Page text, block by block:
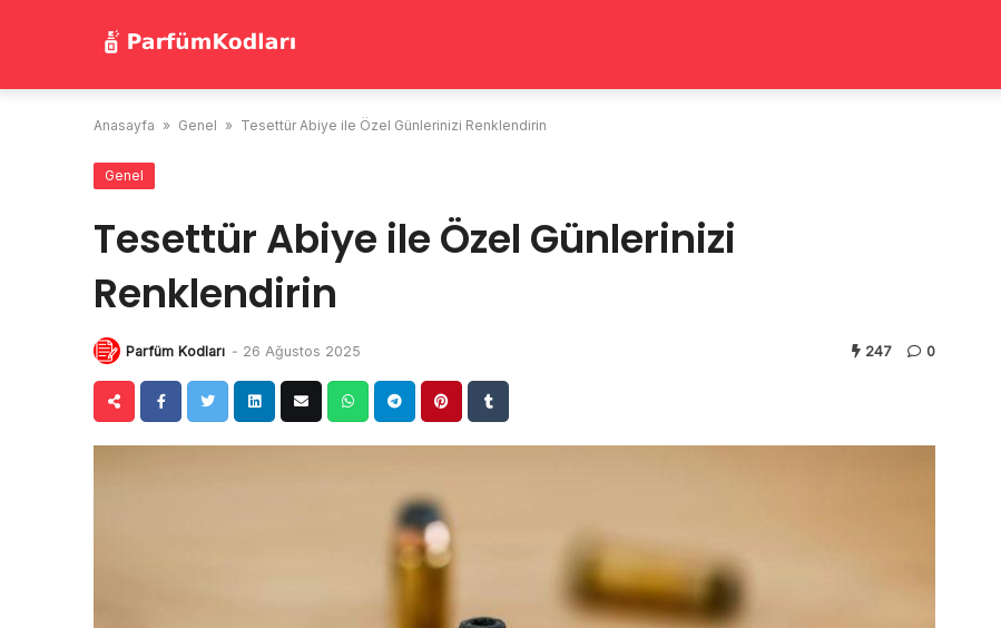
Anasayfa » Genel » Tesettür Abiye ile Özel Günlerinizi Renklendirin
Genel
Tesettür Abiye ile Özel Günlerinizi
Renklendirin
Parfüm Kodları - 26 Ağustos 2025 247 0